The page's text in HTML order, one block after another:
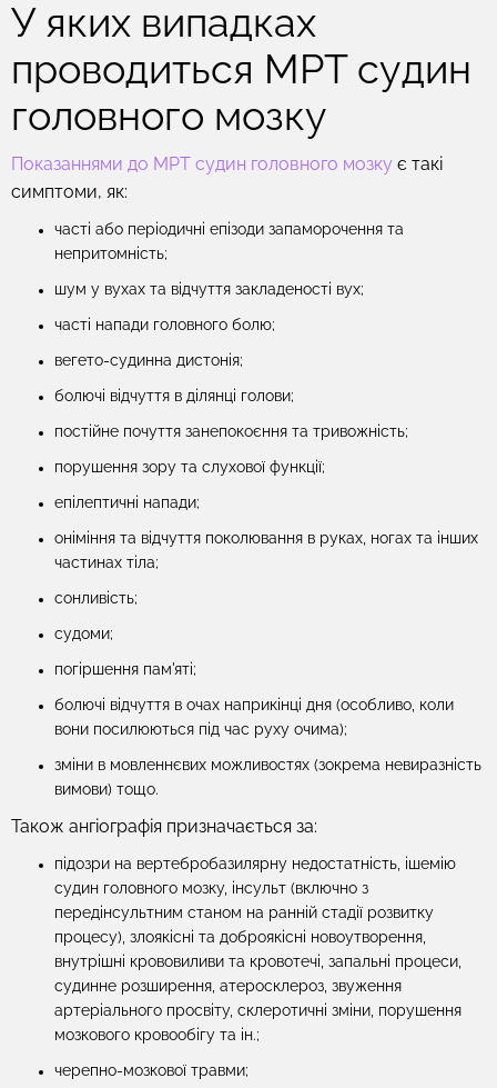
У яких випадках
проводиться МРТ судин
головного мозку
Показаннями до МРТ судин головного мозку є такі
симптоми, як:
часті або періодичні епізоди запаморочення та
непритомність;
шум у вухах та відчуття закладеності вух;
часті напади головного болю;
вегето-судинна дистонія;
болючі відчуття в ділянці голови;
постійне почуття занепокоєння та тривожність;
порушення зору та слухової функції;
епілептичні напади;
оніміння та відчуття поколювання в руках, ногах та інших
частинах тіла;
сонливість;
судоми;
погіршення пам'яті;
болючі відчуття в очах наприкінці дня (особливо, коли
вони посилюються під час руху очима);
зміни в мовленнєвих можливостях (зокрема невиразність
вимови) тощо.
Також ангіографія призначається за:
підозри на вертебробазилярну недостатність, ішемію
судин головного мозку, інсульт (включно з
передінсультним станом на ранній стадії розвитку
процесу), злоякісні та доброякісні новоутворення,
внутрішні крововиливи та кровотечі, запальні процеси,
судинне розширення, атеросклероз, звуження
артеріального просвіту, склеротичні зміни, порушення
мозкового кровообігу та ін.;
черепно-мозкової травми;